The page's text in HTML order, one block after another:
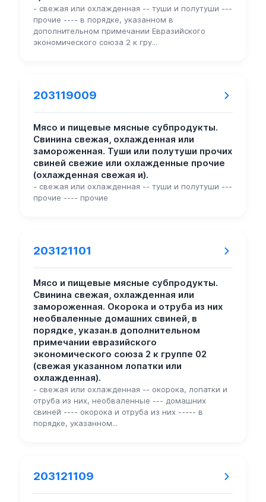
- свежая или охлажденная -- туши и полутуши ---
прочие ---- в порядке, указанном в
дополнительном примечании Евразийского
экономического союза 2 к гру...
203119009
Мясо и пищевые мясные субпродукты.
Свинина свежая, охлажденная или
замороженная. Туши или полутуши прочих
свиней свежие или охлажденные прочие
(охлажденная свежая и).
- свежая или охлажденная -- туши и полутуши ---
прочие ---- прочие
203121101
Мясо и пищевые мясные субпродукты.
Свинина свежая, охлажденная или
замороженная. Окорока и отруба из них
необваленные домашних свиней, в
порядке, указан.в дополнительном
примечании евразийского
экономического союза 2 к группе 02
(свежая указанном лопатки или
охлажденная).
- свежая или охлажденная -- окорока, лопатки и
отруба из них, необваленные --- домашних
свиней ---- окорока и отруба из них ----- в
порядке, указанном...
203121109